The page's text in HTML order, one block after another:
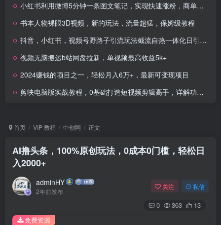
小红书利用微博5分钟一条图文笔记，实现快速涨粉，商单接到手软
书本人物裸眼3D视频，新的玩法，流量超猛，保姆级教程
抖音，小红书，视频号野路子引流玩法截流自热一体化日引500+精准粉 单日变现3000+
视频无脑搬运b站网盘拉新，单视频最高收益5k+
2024赚钱的项目之一，轻松月入6万+，最新可变现项目
剪映电脑版实战教程，0基础打造短视频剪辑高手，详解功能、工具与实操案例
首页 VIP 教程 中创网 正文
AI撸头条，100%原创玩法，0成本0门槛，轻松日
入2000+
adminHY
2年前发布
关注 私信
0 363 13
免费资源